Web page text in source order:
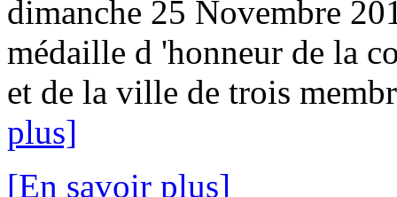
dimanche 25 Novembre
médaille d 'honneur de la
et de la ville de trois
plus]
[En savoir plus]